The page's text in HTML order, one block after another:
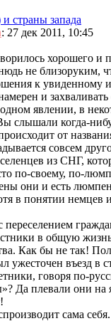
страны запада
: 27 дек 2011, 10:45
хорошего и
не близоруким,
к увиденному
и
явлении, в
когда-
от
совсем
из СНГ,
по-своему, по-
они и есть
в понятии немцев
переселением
в общую жизнь
Как бы не так!
ужесточен въезд в
говоря по-
Да плевали они на
сама